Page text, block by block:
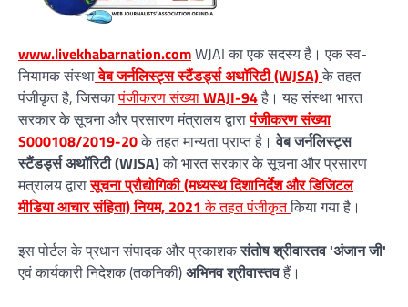
www.livekhabarnation.comWJAI का एक सदस्य है। एक स्व-
नियामक संस्थावेब जर्नलिस्ट्स स्टैंडर्ड्स अथॉरिटी (WJSA)के तहत
पंजीकृत है, जिसकापंजीकरण संख्याWAJI-94है। यह संस्था भारत
सरकार के सूचना और प्रसारण मंत्रालय द्वारापंजीकरण संख्या
S000108/2019-20के तहत मान्यता प्राप्त है।वेब जर्नलिस्ट्स
स्टैंडर्ड्स अथॉरिटी (WJSA)को भारत सरकार के सूचना और प्रसारण
मंत्रालय द्वारासूचना प्रौद्योगिकी (मध्यस्थ दिशानिर्देश और डिजिटल
मीडिया आचार संहिता) नियम, 2021 के तहत पंजीकृतकिया गया है।
इस पोर्टल के प्रधान संपादक और प्रकाशकसंतोष श्रीवास्तव 'अंजान जी'
एवं कार्यकारी निदेशक (तकनिकी)अभिनव श्रीवास्तवहैं।